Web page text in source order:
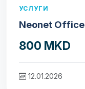
УСЛУГИ
Neonet Office
800 MKD
12.01.2026